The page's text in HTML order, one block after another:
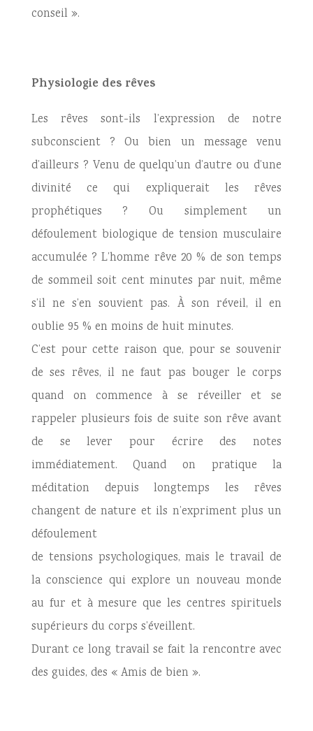
conseil ».
Physiologie des rêves
Les rêves sont-ils l’expression de notre
subconscient ? Ou bien un message venu
d’ailleurs ? Venu de quelqu’un d’autre ou d’une
divinité ce qui expliquerait les rêves
prophétiques ? Ou simplement un
défoulement biologique de tension musculaire
accumulée ? L’homme rêve 20 % de son temps
de sommeil soit cent minutes par nuit, même
s’il ne s’en souvient pas. À son réveil, il en
oublie 95 % en moins de huit minutes.
C’est pour cette raison que, pour se souvenir
de ses rêves, il ne faut pas bouger le corps
quand on commence à se réveiller et se
rappeler plusieurs fois de suite son rêve avant
de se lever pour écrire des notes
immédiatement. Quand on pratique la
méditation depuis longtemps les rêves
changent de nature et ils n’expriment plus un
défoulement
de tensions psychologiques, mais le travail de
la conscience qui explore un nouveau monde
au fur et à mesure que les centres spirituels
supérieurs du corps s’éveillent.
Durant ce long travail se fait la rencontre avec
des guides, des « Amis de bien ».